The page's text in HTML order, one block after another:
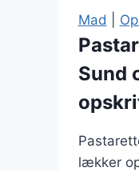
Mad
Sund
lækker